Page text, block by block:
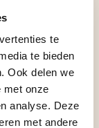
te
te bieden
Ook delen we
met onze
analyse. Deze
met andere
en
Of het